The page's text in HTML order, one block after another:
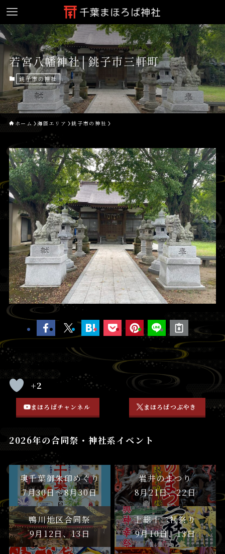
若宮八幡神社│銚子市三軒町
銚子市の神社
ホーム 海匝エリア 銚子市の神社
+2
まほろばチャンネル まほろばつぶやき
2026年の合同祭・神社系イベント
奥千葉御朱印めぐり
7月30日〜8月30日
岩井のまつり
8月21日、22日
鴨川地区合同祭
9月12日、13日
上総十二社祭り
9月10日、13日